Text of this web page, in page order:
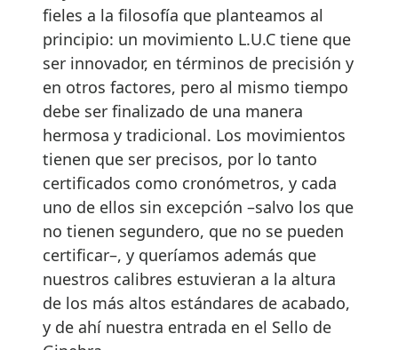
fieles a la filosofía que planteamos al
principio: un movimiento L.U.C tiene que
ser innovador, en términos de precisión y
en otros factores, pero al mismo tiempo
debe ser finalizado de una manera
hermosa y tradicional. Los movimientos
tienen que ser precisos, por lo tanto
certificados como cronómetros, y cada
uno de ellos sin excepción –salvo los que
no tienen segundero, que no se pueden
certificar–, y queríamos además que
nuestros calibres estuvieran a la altura
de los más altos estándares de acabado,
y de ahí nuestra entrada en el Sello de